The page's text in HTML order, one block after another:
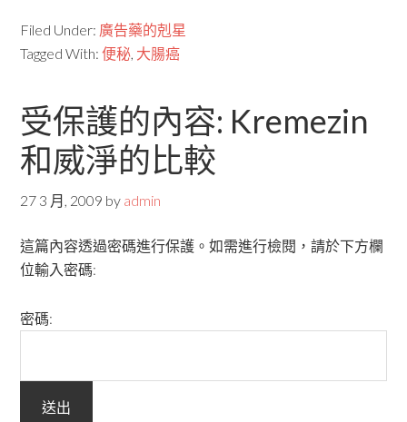
Filed Under: 廣告藥的剋星
Tagged With:便秘, 大腸癌
受保護的內容: Kremezin
和威淨的比較
27 3 月, 2009 by admin
這篇內容透過密碼進行保護。如需進行檢閱，請於下方欄
位輸入密碼:
密碼: